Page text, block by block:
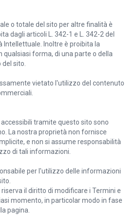
o totale del sito per altre finalità è
dagli articoli L. 342-1 e L. 342-2 del
Intellettuale. Inoltre è proibita la
qualsiasi forma, di una parte o della
sito.
vietato l'utilizzo del contenuto
tramite questo sito sono
La nostra proprietà non fornisce
e non si assume responsabilità
di tali informazioni.
per l'utilizzo delle informazioni
il diritto di modificare i Termini e
momento, in particolar modo in fase
pagina.